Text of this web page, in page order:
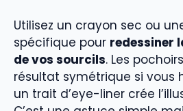
Utilisez un crayon sec ou
spécifique pour redessiner
de vos sourcils. Les
résultat symétrique si vous
un trait d’eye-liner crée